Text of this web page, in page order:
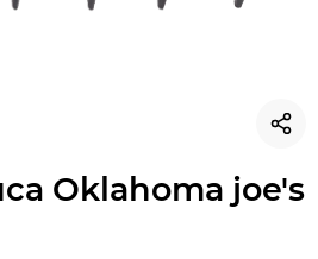
Oklahoma joe's